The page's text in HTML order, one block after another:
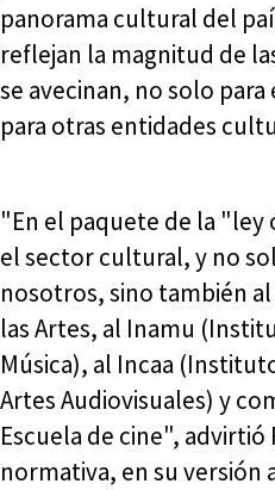
panorama cultural del
reflejan la magnitud de
se avecinan, no solo
para otras entidades
"En el paquete de la "ley
el sector cultural, y no
nosotros, sino también
las Artes, al Inamu
Música), al Incaa
Artes Audiovisuales) y
Escuela de cine", advirtió
normativa, en su versión